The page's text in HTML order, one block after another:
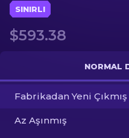
Bıçaklar
Kasalar
SINIRLI
$593.38
NORMAL
Fabrikadan Yeni Çıkmış
Az Aşınmış